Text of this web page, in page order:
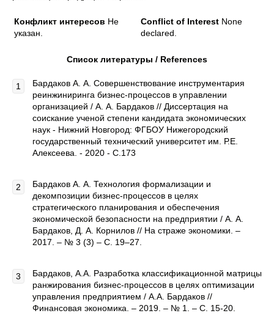
Конфликт интересов Не
указан.
Conflict of Interest None
declared.
Список литературы / References
Бардаков А. А. Совершенствование инструментария
реинжиниринга бизнес-процессов в управлении
организацией / А. А. Бардаков // Диссертация на
соискание ученой степени кандидата экономических
наук - Нижний Новгород: ФГБОУ Нижегородский
государственный технический университет им. Р.Е.
Алексеева. - 2020 - С.173
Бардаков А. А. Технология формализации и
декомпозиции бизнес-процессов в целях
стратегического планирования и обеспечения
экономической безопасности на предприятии / А. А.
Бардаков, Д. А. Корнилов // На страже экономики. –
2017. – № 3 (3) – С. 19–27.
Бардаков, А.А. Разработка классификационной матрицы
ранжирования бизнес-процессов в целях оптимизации
управления предприятием / А.А. Бардаков //
Финансовая экономика. – 2019. – № 1. – С. 15-20.